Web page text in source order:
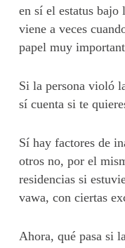
en sí el estatus
viene a veces
papel muy
Si la persona violó
sí cuenta si te
Sí hay factores de
otros no, por el
residencias si
vawa, con ciertas
Ahora, qué pasa si